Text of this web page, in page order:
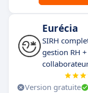
Eurécia
SIRH
gestion RH
Version gratuite